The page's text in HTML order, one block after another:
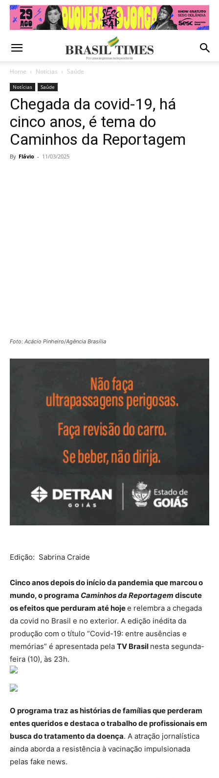
Home Notícias Saúde
Notícias Saúde
Chegada da covid-19, há
cinco anos, é tema do
Caminhos da Reportagem
By Flávio - 11/03/2025
Foto: Acácio Pinheiro/Agência Brasília
Edição: Sabrina Craide
Cinco anos depois do início da pandemia que marcou o
mundo, o programa Caminhos da Reportagem discute
os efeitos que perduram até hojee relembra a chegada
da covid no Brasil e no exterior. A edição inédita da
produção com o título “Covid-19: entre ausências e
memórias” é apresentada pela TV Brasil nesta segunda-
feira (10), às 23h.
O programa traz as histórias de famílias que perderam
entes queridos e destaca o trabalho de profissionais em
busca do tratamento da doença. A atração jornalística
ainda aborda a resistência à vacinação impulsionada
pelas fake news.